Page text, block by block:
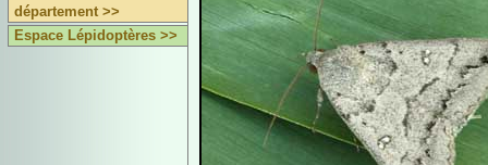
département >>
Espace Lépidoptères >>